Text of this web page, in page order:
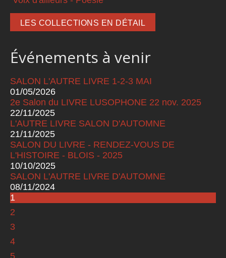
LES COLLECTIONS EN DÉTAIL
Événements à venir
SALON L'AUTRE LIVRE 1-2-3 MAI
01/05/2026
2e Salon du LIVRE LUSOPHONE 22 nov. 2025
22/11/2025
L'AUTRE LIVRE SALON D'AUTOMNE
21/11/2025
SALON DU LIVRE - RENDEZ-VOUS DE
L'HISTOIRE - BLOIS - 2025
10/10/2025
SALON L'AUTRE LIVRE D'AUTOMNE
08/11/2024
Pages
1
2
3
4
5